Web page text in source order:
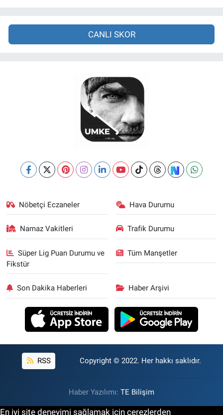
CANLI SKOR
Nöbetçi Eczaneler Hava Durumu
Namaz Vakitleri Trafik Durumu
Süper Lig Puan Durumu ve
Fikstür
Tüm Manşetler
Son Dakika Haberleri Haber Arşivi
RSS Copyright © 2022. Her hakkı saklıdır.
Haber Yazılımı: TE Bilişim
En iyi site deneyimi sağlamak için çerezlerden